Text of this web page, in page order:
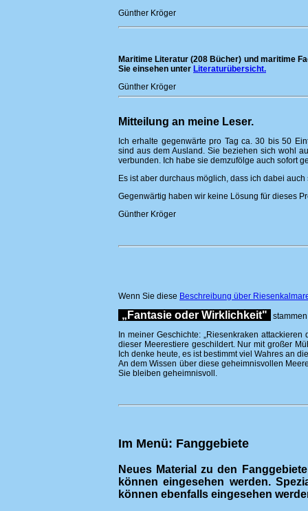
Günther Kröger
Maritime Literatur (208 Bücher) und maritime
Sie einsehen unter Literaturübersicht.
Günther Kröger
Mitteilung an meine Leser.
Ich erhalte gegenwärte pro Tag ca. 30 bis 50
sind aus dem Ausland. Sie beziehen sich wohl
verbunden. Ich habe sie demzufölge auch sofort
Es ist aber durchaus möglich, dass ich dabei
Gegenwärtig haben wir keine Lösung für dieses
Günther Kröger
Wenn Sie diese Beschreibung über
„Fantasie oder Wirklichkeit"
In meiner Geschichte: „Riesenkraken
dieser Meerestiere geschildert. Nur mit großer
Ich denke heute, es ist bestimmt viel Wahres an
An dem Wissen über diese geheimnisvollen
Sie bleiben geheimnisvoll.
Im Menü: Fanggebiete
Neues Material zu den
können eingesehen werden.
können ebenfalls eingesehen